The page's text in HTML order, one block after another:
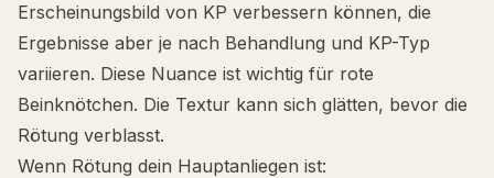
Erscheinungsbild von KP verbessern können, die
Ergebnisse aber je nach Behandlung und KP-Typ
variieren. Diese Nuance ist wichtig für rote
Beinknötchen. Die Textur kann sich glätten, bevor die
Rötung verblasst.
Wenn Rötung dein Hauptanliegen ist: